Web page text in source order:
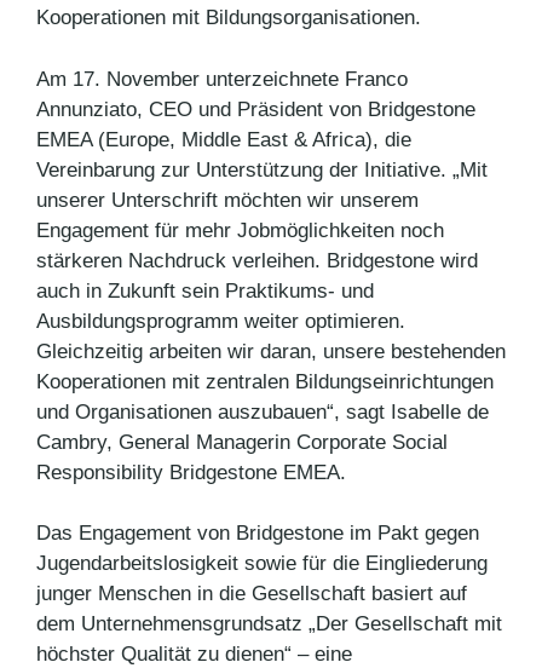
Kooperationen mit Bildungsorganisationen.
Am 17. November unterzeichnete Franco
Annunziato, CEO und Präsident von Bridgestone
EMEA (Europe, Middle East & Africa), die
Vereinbarung zur Unterstützung der Initiative. „Mit
unserer Unterschrift möchten wir unserem
Engagement für mehr Jobmöglichkeiten noch
stärkeren Nachdruck verleihen. Bridgestone wird
auch in Zukunft sein Praktikums- und
Ausbildungsprogramm weiter optimieren.
Gleichzeitig arbeiten wir daran, unsere bestehenden
Kooperationen mit zentralen Bildungseinrichtungen
und Organisationen auszubauen“, sagt Isabelle de
Cambry, General Managerin Corporate Social
Responsibility Bridgestone EMEA.
Das Engagement von Bridgestone im Pakt gegen
Jugendarbeitslosigkeit sowie für die Eingliederung
junger Menschen in die Gesellschaft basiert auf
dem Unternehmensgrundsatz „Der Gesellschaft mit
höchster Qualität zu dienen“ – eine